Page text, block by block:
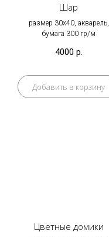
Шар
размер 30х40, акварель,
бумага 300 гр/м
4000 р.
Добавить в корзину
Цветные домики